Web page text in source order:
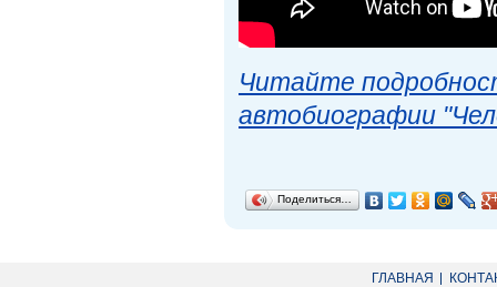
Читайте
автобиографии
Поделиться…
ГЛАВНАЯ